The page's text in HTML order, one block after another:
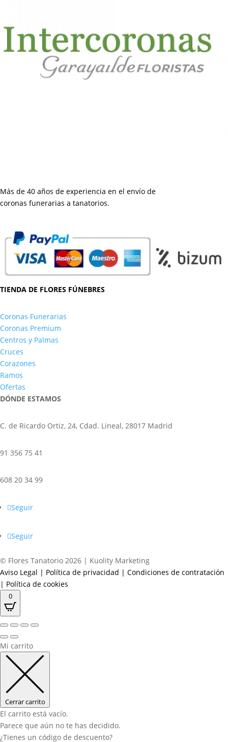
Más de 40 años de experiencia en el envío de
coronas funerarias a tanatorios.
TIENDA DE FLORES FÚNEBRES
Coronas Funerarias
Coronas Premium
Centros y Palmas
Cruces
Corazones
Ramos
Ofertas
DÓNDE ESTAMOS
C. de Ricardo Ortiz, 24, Cdad. Lineal, 28017 Madrid
91 356 75 41
608 20 34 99
Seguir
Seguir
© Flores Tanatorio 2026 | Kuolity Marketing
Aviso Legal | Política de privacidad | Condiciones de contratación
| Política de cookies
0
Mi carrito
Cerrar carrito
El carrito está vacío.
Parece que aún no te has decidido.
¿Tienes un código de descuento?